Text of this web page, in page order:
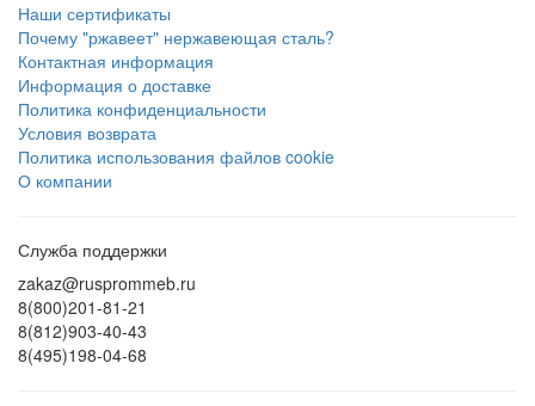
Наши сертификаты
Почему "ржавеет" нержавеющая сталь?
Контактная информация
Информация о доставке
Политика конфиденциальности
Условия возврата
Политика использования файлов cookie
О компании
Служба поддержки
zakaz@rusprommeb.ru
8(800)201-81-21
8(812)903-40-43
8(495)198-04-68